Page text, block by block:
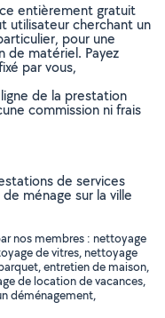
entièrement gratuit
utilisateur cherchant un
pour une
de matériel. Payez
par vous,
de la prestation
commission ni frais
de services
ménage sur la ville
nos membres : nettoyage
de vitres, nettoyage
entretien de maison,
de location de vacances,
déménagement,